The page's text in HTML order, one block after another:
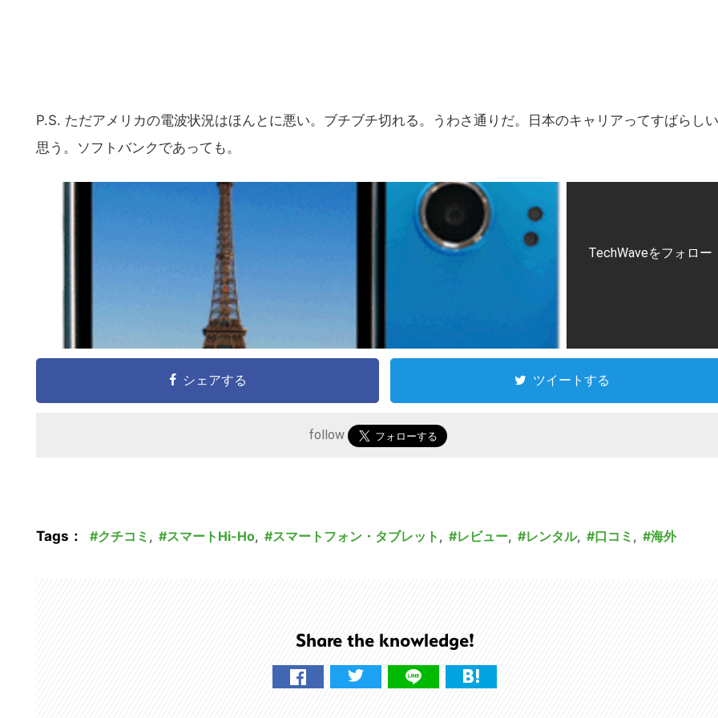
P.S. ただアメリカの電波状況はほんとに悪い。ブチブチ切れる。うわさ通りだ。日本のキャリアってすばらし
思う。ソフトバンクであっても。
TechWaveをフォロー
シェアする ツイートする
follow
Tags： クチコミ , スマートHi-Ho, スマートフォン・タブレット , レビュー, レンタル, 口コミ , 海外
Share the knowledge!